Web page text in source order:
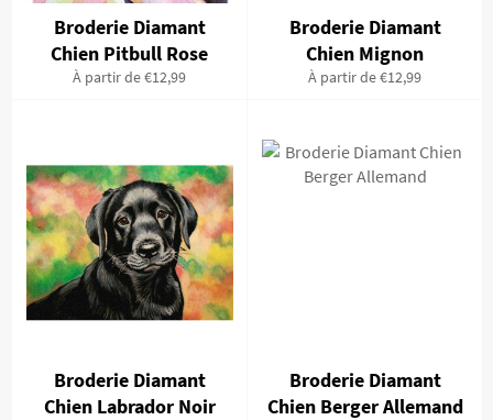
Broderie Diamant
Chien Pitbull Rose
À partir de €12,99
Broderie Diamant
Chien Mignon
À partir de €12,99
Broderie Diamant
Chien Labrador Noir
Broderie Diamant
Chien Berger Allemand